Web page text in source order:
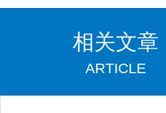
相关文章
ARTICLE